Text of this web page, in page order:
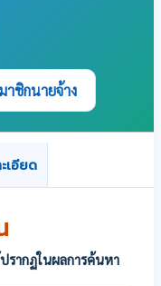
าชิกนายจ้าง
เอียด
รากฏในผลการค้นหา